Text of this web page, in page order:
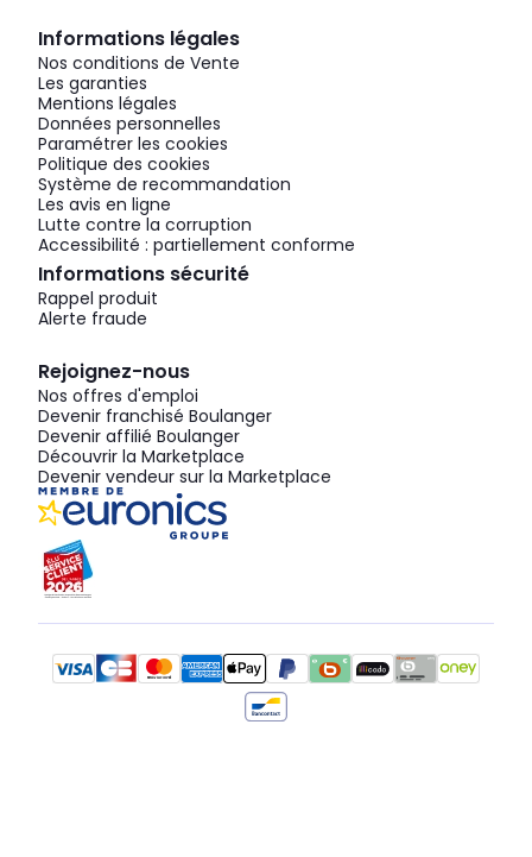
Informations légales
Nos conditions de Vente
Les garanties
Mentions légales
Données personnelles
Paramétrer les cookies
Politique des cookies
Système de recommandation
Les avis en ligne
Lutte contre la corruption
Accessibilité : partiellement conforme
Informations sécurité
Rappel produit
Alerte fraude
Rejoignez-nous
Nos offres d'emploi
Devenir franchisé Boulanger
Devenir affilié Boulanger
Découvrir la Marketplace
Devenir vendeur sur la Marketplace